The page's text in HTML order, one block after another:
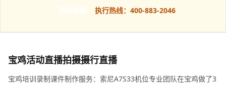
执行热线：400-883-2046
宝鸡活动直播拍摄摄行直播
宝鸡培训录制课件制作服务：索尼A7S33机位专业团队在宝鸡做了3